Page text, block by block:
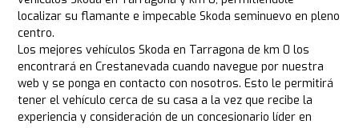
localizar su flamante e impecable Skoda seminuevo en pleno
centro.
Los mejores vehículos Skoda en Tarragona de km 0 los
encontrará en Crestanevada cuando navegue por nuestra
web y se ponga en contacto con nosotros. Esto le permitirá
tener el vehículo cerca de su casa a la vez que recibe la
experiencia y consideración de un concesionario líder en